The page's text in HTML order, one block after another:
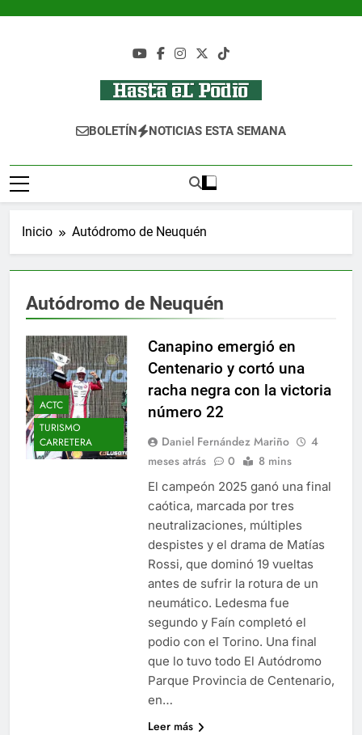
Hasta El Podio
Tu Lugar De Automovilismo!
BOLETÍN NOTICIAS ESTA SEMANA
Inicio Autódromo de Neuquén
Autódromo de Neuquén
ACTC
TURISMO
CARRETERA
Canapino emergió en
Centenario y cortó una
racha negra con la victoria
número 22
Daniel Fernández Mariño
4
meses atrás
0 8 mins
El campeón 2025 ganó una final
caótica, marcada por tres
neutralizaciones, múltiples
despistes y el drama de Matías
Rossi, que dominó 19 vueltas
antes de sufrir la rotura de un
neumático. Ledesma fue
segundo y Faín completó el
podio con el Torino. Una final
que lo tuvo todo El Autódromo
Parque Provincia de Centenario,
en…
Leer más